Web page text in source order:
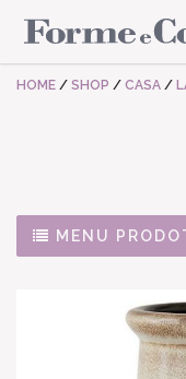
HOME / SHOP / CASA /
MENU